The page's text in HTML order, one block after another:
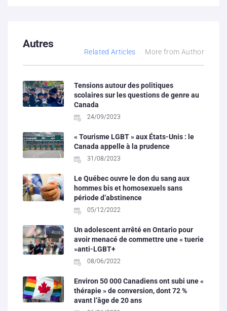
Autres
Related Articles More from Author
Tensions autour des politiques
scolaires sur les questions de genre au
Canada
24/09/2023
« Tourisme LGBT » aux États-Unis : le
Canada appelle à la prudence
31/08/2023
Le Québec ouvre le don du sang aux
hommes bis et homosexuels sans
période d’abstinence
05/12/2022
Un adolescent arrêté en Ontario pour
avoir menacé de commettre une « tuerie
»anti-LGBT+
08/06/2022
Environ 50 000 Canadiens ont subi une «
thérapie » de conversion, dont 72 %
avant l’âge de 20 ans